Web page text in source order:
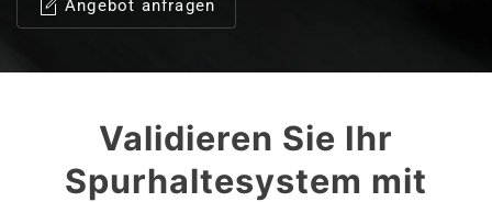
Angebot anfragen
Validieren Sie Ihr
Spurhaltesystem mit